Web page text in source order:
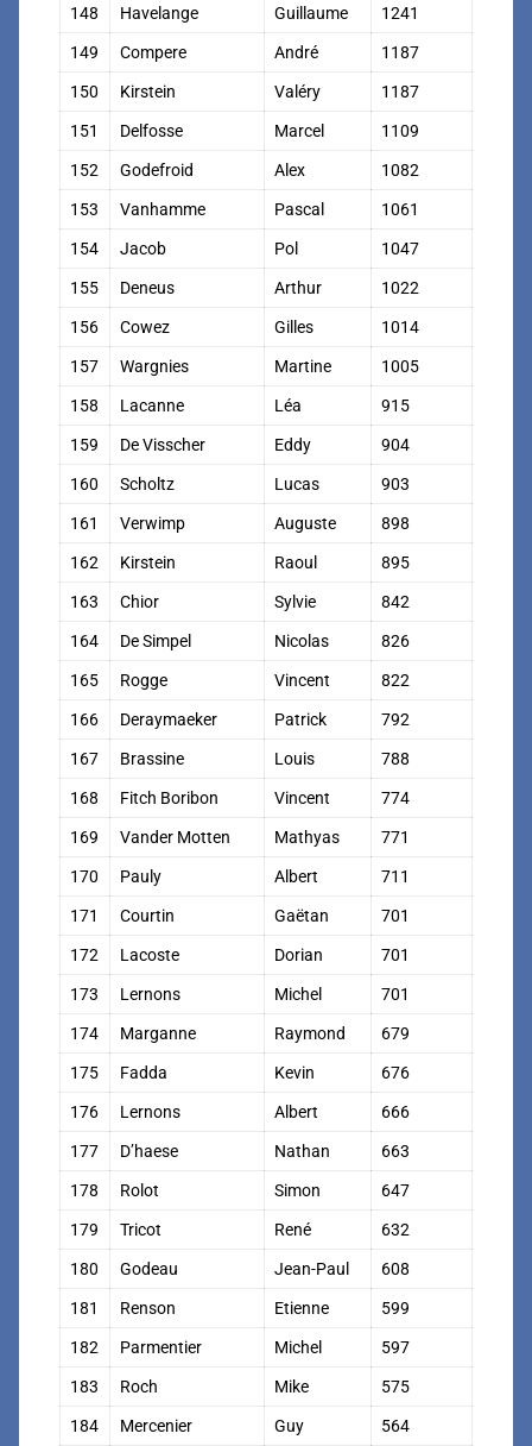
148 Havelange Guillaume 1241
149 Compere André 1187
150 Kirstein Valéry 1187
151 Delfosse Marcel 1109
152 Godefroid Alex 1082
153 Vanhamme Pascal 1061
154 Jacob Pol 1047
155 Deneus Arthur 1022
156 Cowez Gilles 1014
157 Wargnies Martine 1005
158 Lacanne Léa 915
159 De Visscher Eddy 904
160 Scholtz Lucas 903
161 Verwimp Auguste 898
162 Kirstein Raoul 895
163 Chior Sylvie 842
164 De Simpel Nicolas 826
165 Rogge Vincent 822
166 Deraymaeker Patrick 792
167 Brassine Louis 788
168 Fitch Boribon Vincent 774
169 Vander Motten Mathyas 771
170 Pauly Albert 711
171 Courtin Gaëtan 701
172 Lacoste Dorian 701
173 Lernons Michel 701
174 Marganne Raymond 679
175 Fadda Kevin 676
176 Lernons Albert 666
177 D’haese Nathan 663
178 Rolot Simon 647
179 Tricot René 632
180 Godeau Jean-Paul 608
181 Renson Etienne 599
182 Parmentier Michel 597
183 Roch Mike 575
184 Mercenier Guy 564